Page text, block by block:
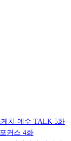
케치 예수 TALK 5화
커스 4화